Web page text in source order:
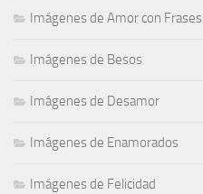
Imágenes de Amor con Frases
Imágenes de Besos
Imágenes de Desamor
Imágenes de Enamorados
Imágenes de Felicidad